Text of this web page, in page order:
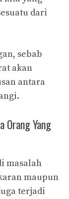
dari
sebab
akan
antara
Orang Yang
masalah
maupun
terjadi